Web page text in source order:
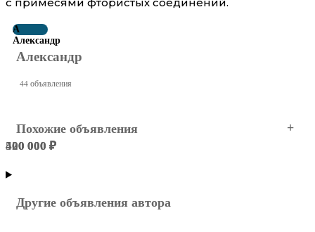
А
Александр
Александр
44 объявления
Похожие объявления
400 000 ₽
500 000 ₽
420 000 ₽
Другие объявления автора